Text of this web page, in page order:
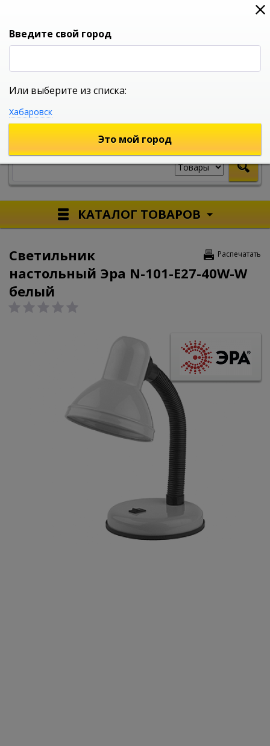
0
УНИВЕРСАЛЬНЫЙ ИНТЕРНЕТ МАГАЗИН
КАТАЛОГ ТОВАРОВ
Распечатать
Светильник
настольный Эра N-101-E27-40W-W
белый
Введите свой город
Или выберите из списка:
Хабаровск
Это мой город